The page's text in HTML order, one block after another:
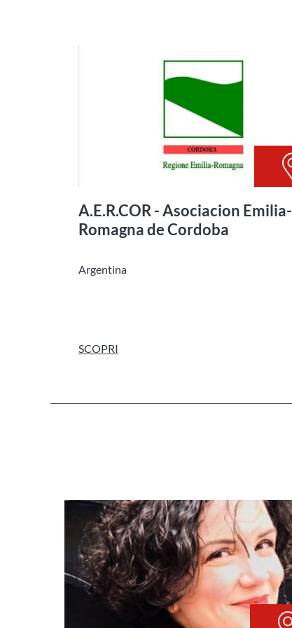
A.E.R.COR - Asociacion Emilia-
Romagna de Cordoba
Argentina
SCOPRI